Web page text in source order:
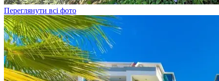
Переглянути всі фото